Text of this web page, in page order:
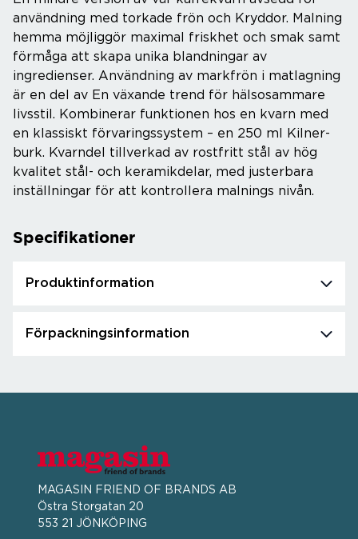
användning med torkade frön och Kryddor. Malning
hemma möjliggör maximal friskhet och smak samt
förmåga att skapa unika blandningar av
ingredienser. Användning av markfrön i matlagning
är en del av En växande trend för hälsosammare
livsstil. Kombinerar funktionen hos en kvarn med
en klassiskt förvaringssystem – en 250 ml Kilner-
burk. Kvarndel tillverkad av rostfritt stål av hög
kvalitet stål- och keramikdelar, med justerbara
inställningar för att kontrollera malnings nivån.
Specifikationer
Produktinformation
Förpackningsinformation
MAGASIN FRIEND OF BRANDS AB
Östra Storgatan 20
553 21 JÖNKÖPING